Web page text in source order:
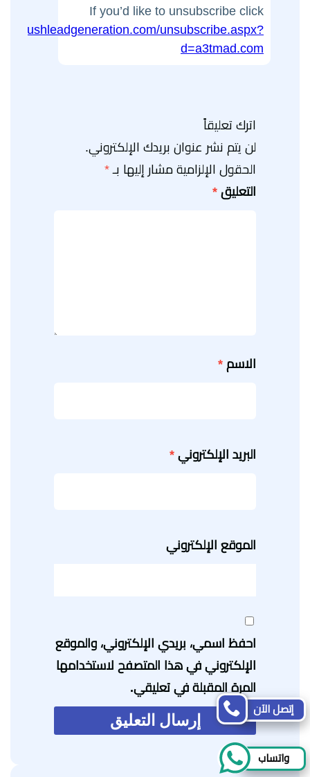
If you’d like to unsubscribe click
rushleadgeneration.com/unsubscribe.aspx?
d=a3tmad.com
اترك تعليقاً
لن يتم نشر عنوان بريدك الإلكتروني.
الحقول الإلزامية مشار إليها بـ *
التعليق *
الاسم *
البريد الإلكتروني *
الموقع الإلكتروني
احفظ اسمي، بريدي الإلكتروني، والموقع
الإلكتروني في هذا المتصفح لاستخدامها
المرة المقبلة في تعليقي.
إتصل الآن
واتساب